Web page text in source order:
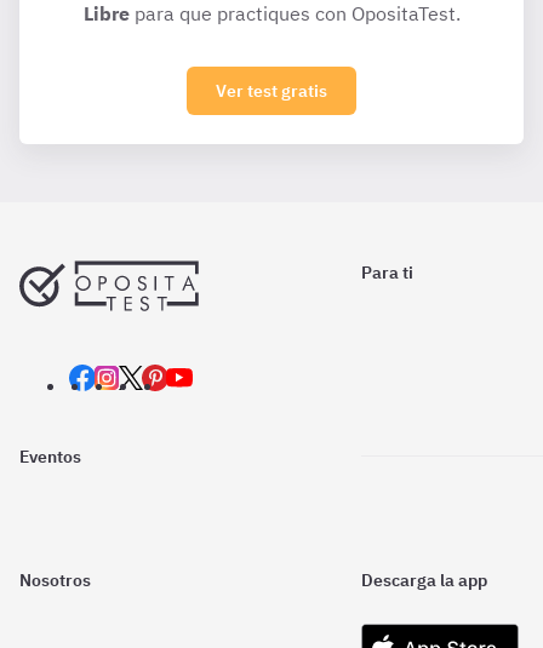
Librepara que practiques con OpositaTest.
Ver test gratis
Para ti
Eventos
Nosotros Descarga la app